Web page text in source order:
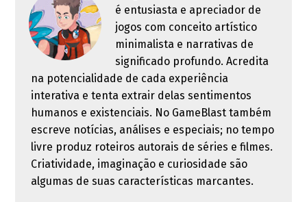
é entusiasta e apreciador de
jogos com conceito artístico
minimalista e narrativas de
significado profundo. Acredita
na potencialidade de cada experiência
interativa e tenta extrair delas sentimentos
humanos e existenciais. No GameBlast também
escreve notícias, análises e especiais; no tempo
livre produz roteiros autorais de séries e filmes.
Criatividade, imaginação e curiosidade são
algumas de suas características marcantes.